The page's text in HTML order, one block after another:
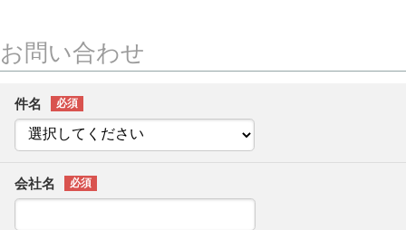
お問い合わせ
件名
会社名